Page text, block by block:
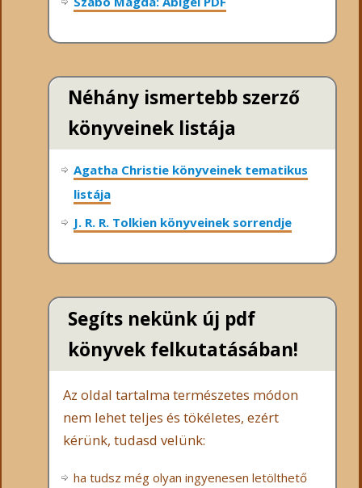
Néhány ismertebb szerző
könyveinek listája
Agatha Christie könyveinek tematikus
listája
J. R. R. Tolkien könyveinek sorrendje
Segíts nekünk új pdf
könyvek felkutatásában!
Az oldal tartalma természetes módon
nem lehet teljes és tökéletes, ezért
kérünk, tudasd velünk:
ha tudsz még olyan ingyenesen letölthető